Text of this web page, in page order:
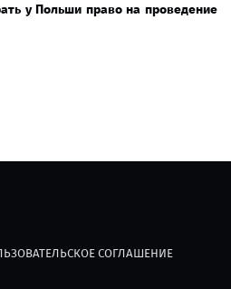
у Польши право на проведение
СОГЛАШЕНИЕ